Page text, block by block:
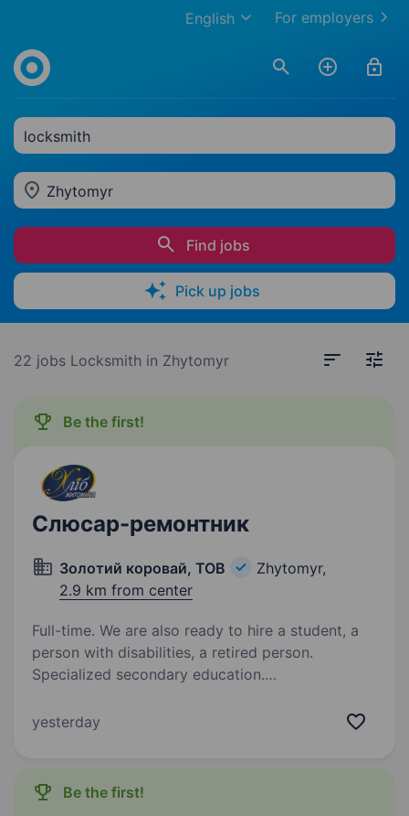
For employers
English
locksmith
Zhytomyr
Find jobs
Pick up jobs
22 jobs Locksmith in Zhytomyr
Be the first!
Слюсар-ремонтник
Золотий коровай, ТОВ
Zhytomyr,
2.9 km from center
Full-time. We are also ready to hire a student, a
person with disabilities, a retired person.
Specialized secondary education.
коровай» лідер в галузі виробництва
Ми пропонуємо:: понеділок-п'ятниця
з 08.30−17.00 або змінний графік…
yesterday
Be the first!